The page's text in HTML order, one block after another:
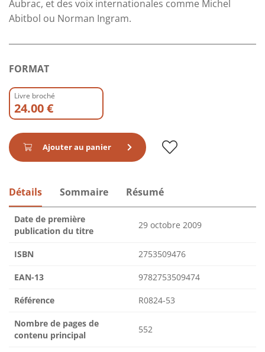
Aubrac, et des voix internationales comme Michel
Abitbol ou Norman Ingram.
FORMAT
Livre broché
24.00 €
Ajouter au panier
Détails Sommaire Résumé
Date de première
publication du titre
29 octobre 2009
ISBN 2753509476
EAN-13 9782753509474
Référence R0824-53
Nombre de pages de
contenu principal
552